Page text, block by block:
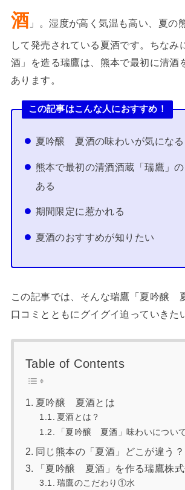
酒 」。湿度が高く気温も高い、夏の
して発売されている夏酒です。ちな
酒」を造る瑞鷹は、熊本で最初に清酒
あります。
この記事はこんな人におすすめ！
夏吟醸 夏酒の味わいが気になる
熊本で最初の清酒酒蔵「瑞鷹」
ある
期間限定に惹かれる
夏酒のおすすめが知りたい
この記事では、そんな瑞鷹「夏吟醸
口コミとともにグイグイ迫っていきた
Table of Contents
夏吟醸 夏酒とは
夏酒とは？
「夏吟醸 夏酒」味わいについ
同じ熊本の「夏酒」どこが違う？
「夏吟醸 夏酒」を作る瑞鷹株
瑞鷹のこだわり①水